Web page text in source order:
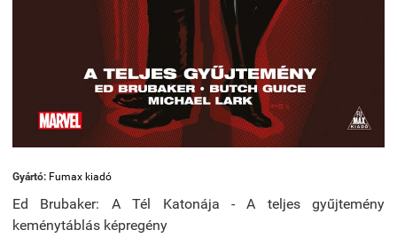
Gyártó: Fumax kiadó
Ed Brubaker: A Tél Katonája - A teljes gyűjtemény
keménytáblás képregény